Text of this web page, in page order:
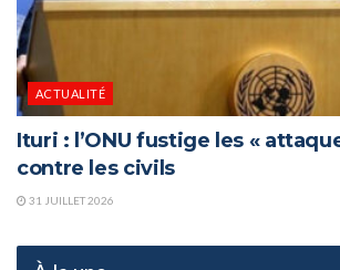
ACTUALITÉ
Ituri : l’ONU fustige les «
contre les civils
31 JUILLET 2026